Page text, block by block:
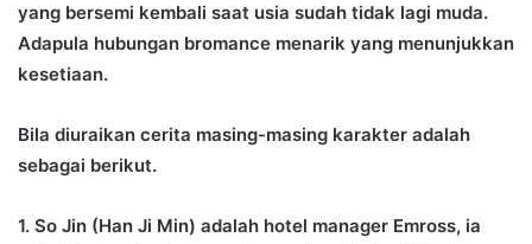
yang bersemi kembali saat usia sudah tidak lagi muda.
Adapula hubungan bromance menarik yang menunjukkan
kesetiaan.
Bila diuraikan cerita masing-masing karakter adalah
sebagai berikut.
1. So Jin (Han Ji Min) adalah hotel manager Emross, ia